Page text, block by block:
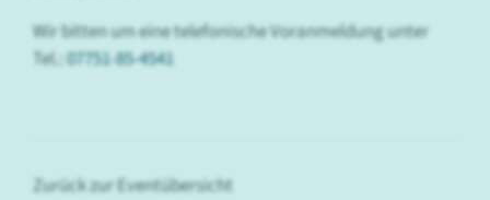
Wir bitten um eine telefonische Voranmeldung unter
Tel.:07751-85-4541
Zurück zur Eventübersicht